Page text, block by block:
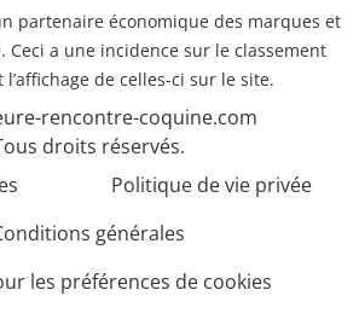
partenaire économique des marques et
Ceci a une incidence sur le classement
l’affichage de celles-ci sur le site.
rencontre-coquine.com
droits réservés.
Politique de vie privée
générales
les préférences de cookies